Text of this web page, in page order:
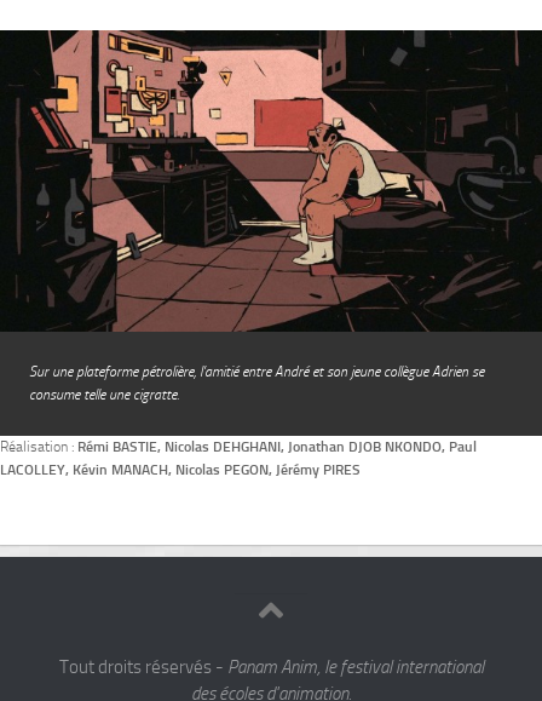
Sur une plateforme pétrolière, l’amitié entre André et son jeune collègue Adrien se
consume telle une cigratte.
Réalisation : Rémi BASTIE, Nicolas DEHGHANI, Jonathan DJOB NKONDO, Paul
LACOLLEY, Kévin MANACH, Nicolas PEGON, Jérémy PIRES
Tout droits réservés - Panam Anim, le festival international
des écoles d'animation.